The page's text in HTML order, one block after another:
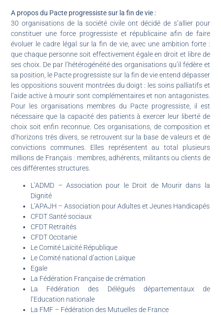
A propos du Pacte progressiste sur la fin de vie :
30 organisations de la société civile ont décidé de s’allier pour
constituer une force progressiste et républicaine afin de faire
évoluer le cadre légal sur la fin de vie, avec une ambition forte :
que chaque personne soit effectivement égale en droit et libre de
ses choix. De par l’hétérogénéité des organisations qu’il fédère et
sa position, le Pacte progressiste sur la fin de vie entend dépasser
les oppositions souvent montrées du doigt : les soins palliatifs et
l’aide active à mourir sont complémentaires et non antagonistes.
Pour les organisations membres du Pacte progressiste, il est
nécessaire que la capacité des patients à exercer leur liberté de
choix soit enfin reconnue. Ces organisations, de composition et
d’horizons très divers, se retrouvent sur la base de valeurs et de
convictions communes. Elles représentent au total plusieurs
millions de Français : membres, adhérents, militants ou clients de
ces différentes structures.
L’ADMD – Association pour le Droit de Mourir dans la
Dignité
L’APAJH – Association pour Adultes et Jeunes Handicapés
CFDT Santé sociaux
CFDT Retraités
CFDT Occitanie
Le Comité Laïcité République
Le Comité national d’action Laïque
Egale
La Fédération Française de crémation
La Fédération des Délégués départementaux de
l’Education nationale
La FMF – Fédération des Mutuelles de France